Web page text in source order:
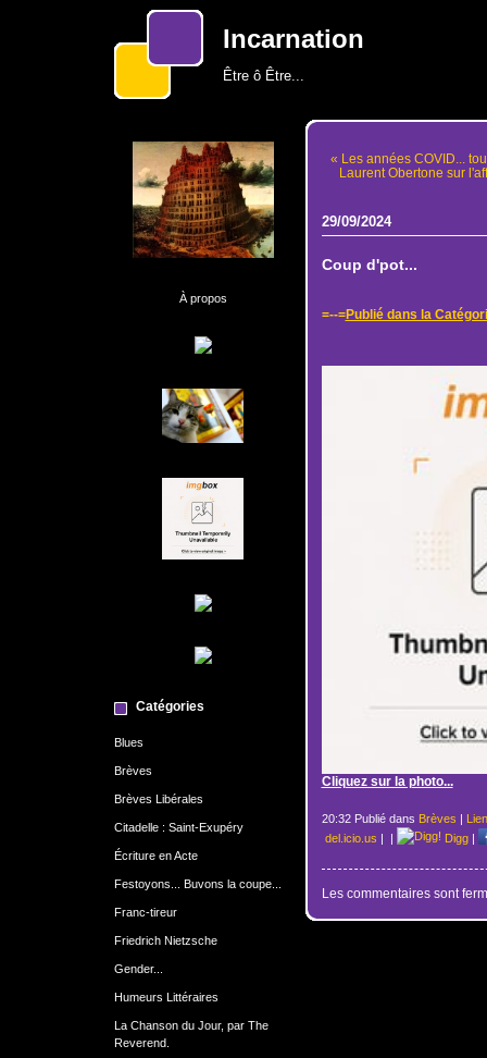
Incarnation
Être ô Être...
À propos
Catégories
Blues
Brèves
Brèves Libérales
Citadelle : Saint-Exupéry
Écriture en Acte
Festoyons... Buvons la coupe...
Franc-tireur
Friedrich Nietzsche
Gender...
Humeurs Littéraires
La Chanson du Jour, par The
Reverend.
« Les années COVID...
Laurent Obertone sur
29/09/2024
Coup d'pot...
=--=Publié dans la
Cliquez sur la photo...
20:32 Publié dans Brèves |
del.icio.us | | Digg|
Les commentaires sont